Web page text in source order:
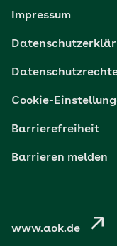
Wohlbefinden
Digital gesund
Impressum
Cookie-
Barrierefreiheit
Barrieren melden
www.aok.de